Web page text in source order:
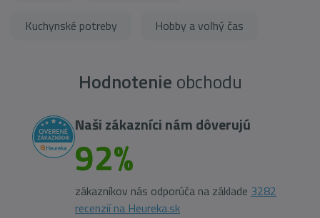
Kuchynské potreby Hobby a voľný čas
Hodnotenie obchodu
Naši zákazníci nám dôverujú
92%
zákazníkov nás odporúča na základe 3282
recenzií na Heureka.sk